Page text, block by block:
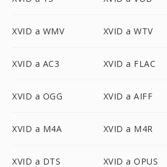
XVID a WMV XVID a WTV
XVID a AC3 XVID a FLAC
XVID a OGG XVID a AIFF
XVID a M4A XVID a M4R
XVID a DTS XVID a OPUS